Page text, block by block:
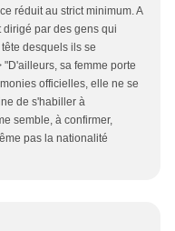
réduit au strict minimum. A
par des gens qui
desquels ils se
"D'ailleurs, sa femme porte
officielles, elle ne se
de s'habiller à
semble, à confirmer,
pas la nationalité